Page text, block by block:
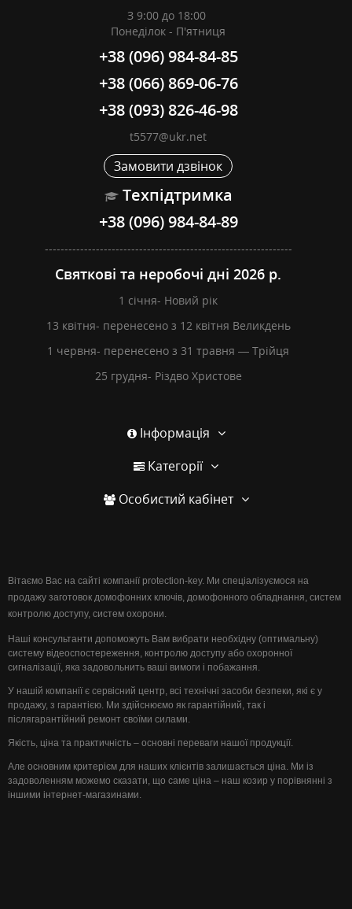
З 9:00 до 18:00
Понеділок - П'ятниця
+38 (096) 984-84-85
+38 (066) 869-06-76
+38 (093) 826-46-98
t5577@ukr.net
Замовити дзвінок
Техпідтримка
+38 (096) 984-84-89
---------------------------------------------------------------
Святкові та неробочі дні 2026 р.
1 січня- Новий рік
13 квітня- перенесено з 12 квітня Великдень
1 червня- перенесено з 31 травня — Трійця
25 грудня- Різдво Христове
Інформація
Категорії
Особистий кабінет
Вітаємо Вас на сайті компанії protection-key. Ми спеціалізуємося на
продажу заготовок домофонних ключів, домофонного обладнання, систем
контролю доступу, систем охорони.
Наші консультанти допоможуть Вам вибрати необхідну (оптимальну)
систему відеоспостереження, контролю доступу або охоронної
сигналізації, яка задовольнить ваші вимоги і побажання.
У нашій компанії є сервісний центр, всі технічні засоби безпеки, які є у
продажу, з гарантією. Ми здійснюємо як гарантійний, так і
післягарантійний ремонт своїми силами.
Якість, ціна та практичність – основні переваги нашої продукції.
Але основним критерієм для наших клієнтів залишається ціна. Ми із
задоволенням можемо сказати, що саме ціна – наш козир у порівнянні з
іншими інтернет-магазинами.